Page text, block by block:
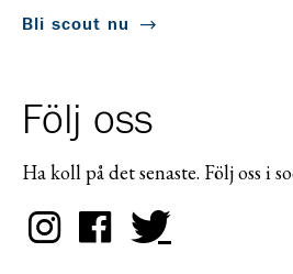
Bli scout nu
Följ oss
Ha koll på det senaste. Följ oss i